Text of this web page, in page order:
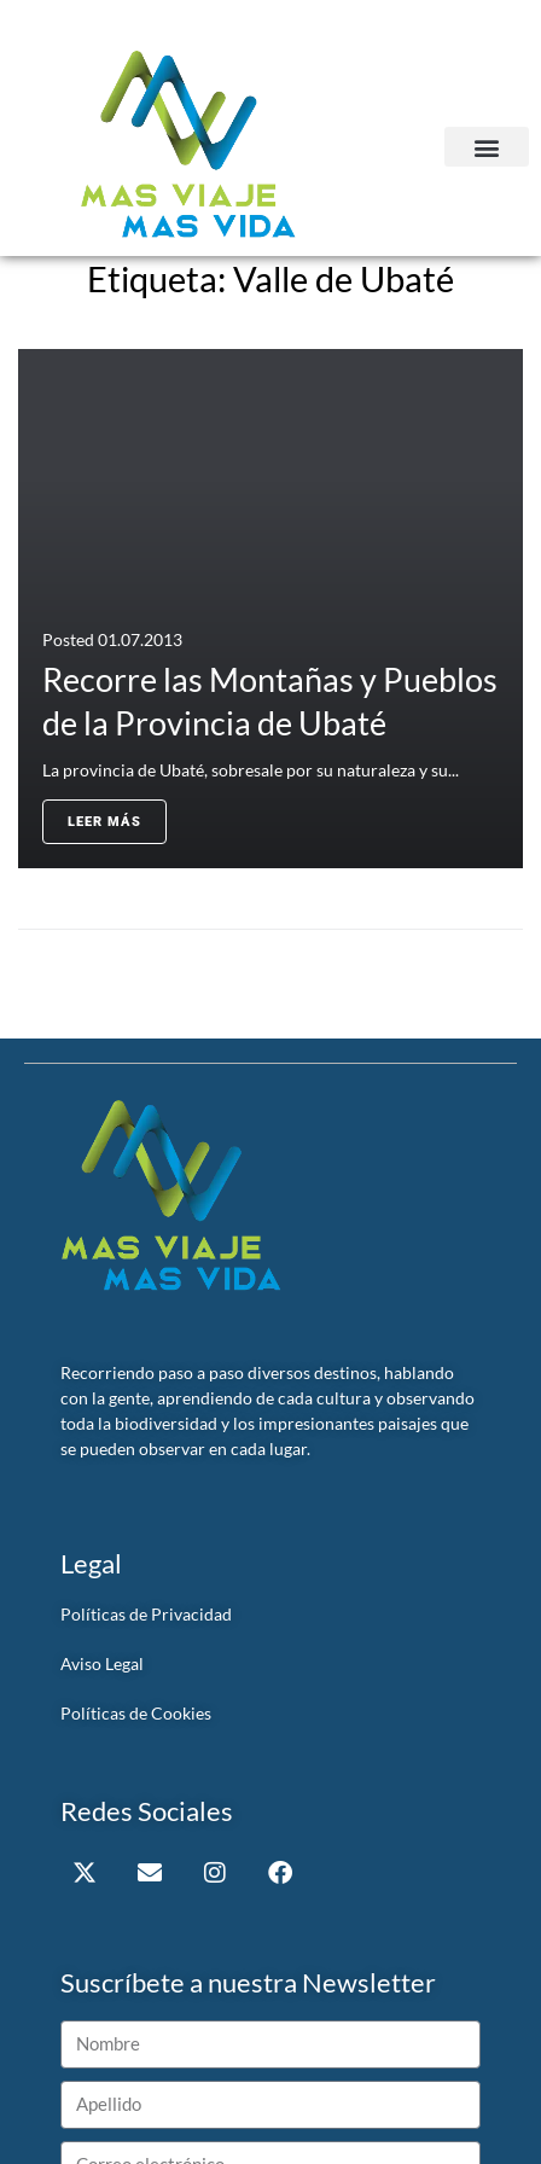
Etiqueta:Valle de Ubaté
Posted 01.07.2013
Recorre las Montañas y Pueblos
de la Provincia de Ubaté
La provincia de Ubaté, sobresale por su naturaleza y su...
LEER MÁS
Recorriendo paso a paso diversos destinos, hablando
con la gente, aprendiendo de cada cultura y observando
toda la biodiversidad y los impresionantes paisajes que
se pueden observar en cada lugar.
Legal
Políticas de Privacidad
Aviso Legal
Políticas de Cookies
Redes Sociales
Suscríbete a nuestra Newsletter